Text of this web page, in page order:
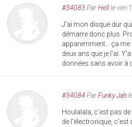
#34083 ParHellle ven
J'ai mon disque dur
démarre donc plus.
apparemment... ça
deux ans que je l'ai.
données sans avoir à
#34084 ParFunky Jah
Houlalala, c'est pas
de l'électronique, c'est